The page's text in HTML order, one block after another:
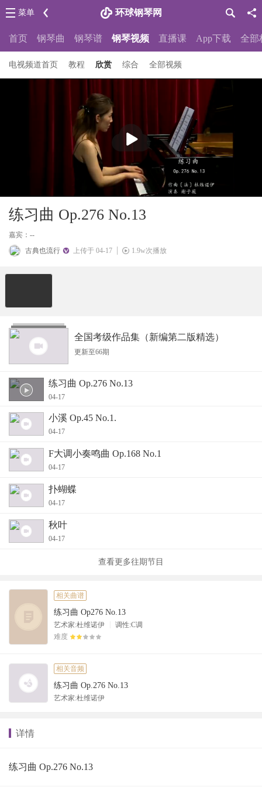
环球钢琴网
菜单
首页 钢琴曲 钢琴谱 钢琴视频 直播课 App下载 全部
电视频道首页 教程 欣赏 综合 全部视频
放
练习曲 Op.276 No.13
嘉宾：--
古典也流行
上传于 04-17 1.9w次播放
全国考级作品集（新编第二版精选）
更新至66期
练习曲 Op.276 No.13
04-17
小溪 Op.45 No.1.
04-17
F大调小奏鸣曲 Op.168 No.1
04-17
扑蝴蝶
04-17
秋叶
04-17
查看更多往期节目
相关曲谱
练习曲 Op276 No.13
艺术家:杜维诺伊
调性:C调
难度
相关音频
练习曲 Op.276 No.13
艺术家:杜维诺伊
详情
练习曲 Op.276 No.13